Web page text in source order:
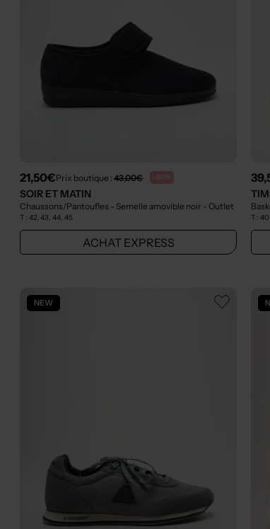
21,50€Prix boutique :43,00€ -50%
SOIR ET MATIN
Chaussons/Pantoufles - Semelle amovible noir - Outlet
T :42, 43, 44, 45
ACHAT EXPRESS
T :40
NEW